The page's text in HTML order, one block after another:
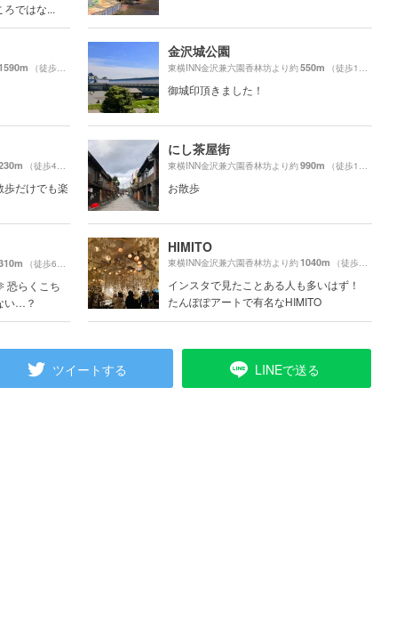
ではな...
（徒歩27分）
金沢城公園
東横INN金沢兼六園香林坊より約550m （徒歩10分）
御城印頂きました！
（徒歩4分）
歩だけでも楽
にし茶屋街
東横INN金沢兼六園香林坊より約990m （徒歩17分）
お散歩
（徒歩6分）
恐らくこち
い…？
HIMITO
東横INN金沢兼六園香林坊より約1040m （徒歩18分）
インスタで見たことある人も多いはず！
たんぽぽアートで有名なHIMITO
ツイートする LINEで送る